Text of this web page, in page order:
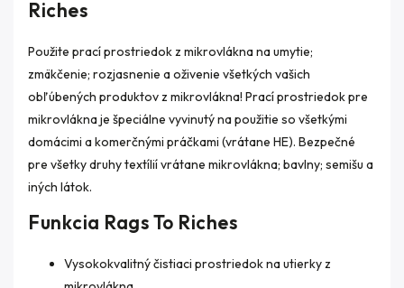
Riches
Použite prací prostriedok z mikrovlákna na umytie;
zmäkčenie; rozjasnenie a oživenie všetkých vašich
obľúbených produktov z mikrovlákna! Prací prostriedok pre
mikrovlákna je špeciálne vyvinutý na použitie so všetkými
domácimi a komerčnými práčkami (vrátane HE). Bezpečné
pre všetky druhy textílií vrátane mikrovlákna; bavlny; semišu a
iných látok.
Funkcia Rags To Riches
Vysokokvalitný čistiaci prostriedok na utierky z